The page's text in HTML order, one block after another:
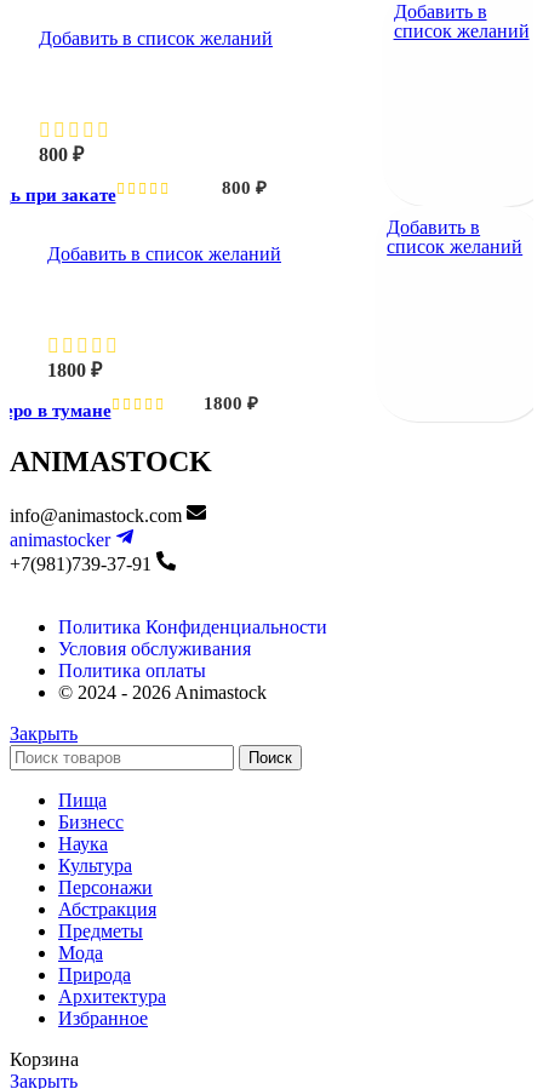
Добавить в список желаний
800 ₽
при закате 800 ₽
Добавить в
список желаний
Добавить в список желаний
1800 ₽
в тумане 1800 ₽
Добавить в
список желаний
ANIMASTOCK
info@animastock.com
animastocker
+7(981)739-37-91
Политика Конфиденциальности
Условия обслуживания
Политика оплаты
© 2024 - 2026 Animastock
Закрыть
Поиск
Пища
Бизнесс
Наука
Культура
Персонажи
Абстракция
Предметы
Мода
Природа
Архитектура
Избранное
Корзина
Закрыть